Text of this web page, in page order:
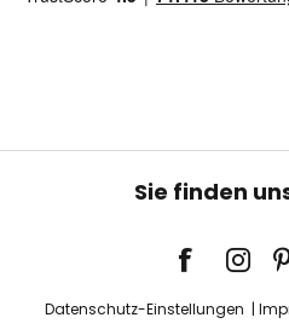
Sie finden
Datenschutz-Einstellungen